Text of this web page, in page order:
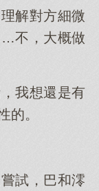
解對方細微
不，大概做
我想還是有
的。
試，巴和澪